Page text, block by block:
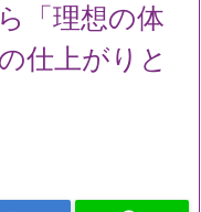
「理想の体
仕上がりと